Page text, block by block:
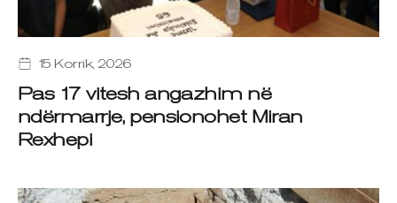
15 Korrik, 2026
Pas 17 vitesh angazhim në
ndërmarrje, pensionohet Miran
Rexhepi